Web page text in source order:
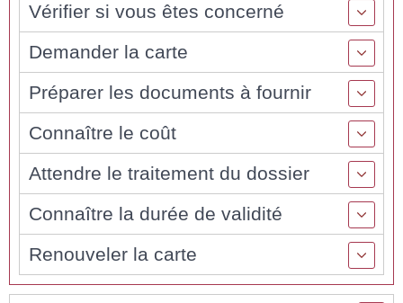
Vérifier si vous êtes concerné
Demander la carte
Préparer les documents à fournir
Connaître le coût
Attendre le traitement du dossier
Connaître la durée de validité
Renouveler la carte